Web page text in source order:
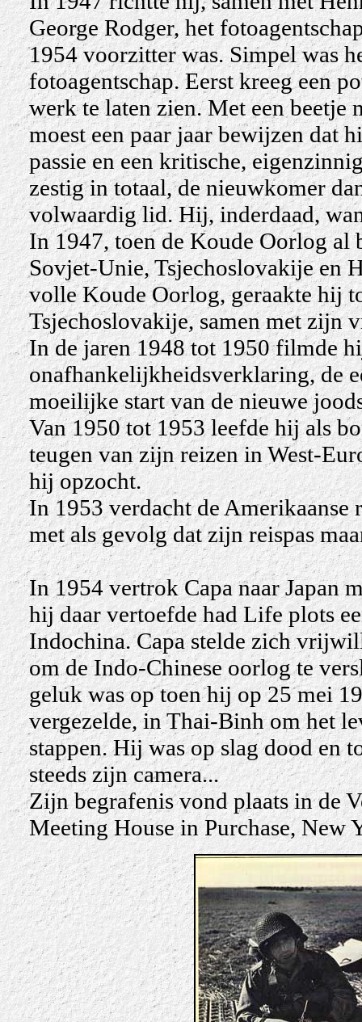
George Rodger, het
1954 voorzitter was. Simpel was
fotoagentschap. Eerst kreeg een
werk te laten zien. Met een
moest een paar jaar bewijzen dat
passie en een kritische,
zestig in totaal, de nieuwkomer
volwaardig lid. Hij, inderdaad,
In 1947, toen de Koude Oorlog al
Sovjet-Unie, Tsjechoslovakije en
volle Koude Oorlog, geraakte hij
Tsjechoslovakije, samen met zijn
In de jaren 1948 tot 1950 filmde
onafhankelijkheidsverklaring, de
moeilijke start van de nieuwe
Van 1950 tot 1953 leefde hij als
teugen van zijn reizen in West-
hij opzocht.
In 1953 verdacht de Amerikaanse
met als gevolg dat zijn reispas
In 1954 vertrok Capa naar Japan
hij daar vertoefde had Life plots
Indochina. Capa stelde zich
om de Indo-Chinese oorlog te
geluk was op toen hij op 25 mei
vergezelde, in Thai-Binh om het
stappen. Hij was op slag dood en
steeds zijn camera...
Zijn begrafenis vond plaats in de
Meeting House in Purchase, New